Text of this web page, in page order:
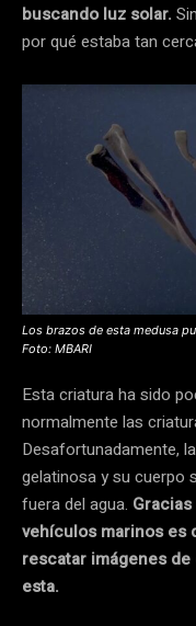
buscando luz solar.
por qué estaba tan
Los brazos de esta medusa
Foto: MBARI
Esta criatura ha sido
normalmente las
Desafortunadamente,
gelatinosa y su cuerpo
fuera del agua.
vehículos marinos es
rescatar imágenes
esta.